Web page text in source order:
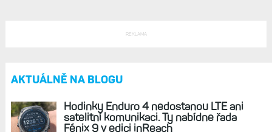
Hodinky Instinct 3 na spadnutí. Úniky se